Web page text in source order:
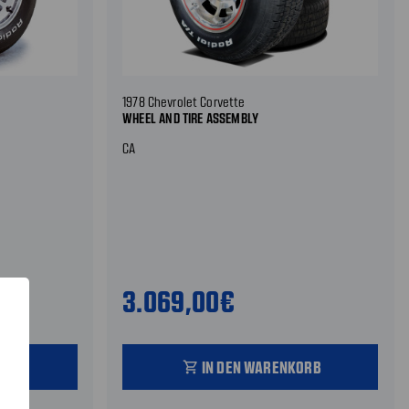
1978 Chevrolet Corvette
WHEEL AND TIRE ASSEMBLY
CA
3.069,00€
shopping_cart IN DEN WARENKORB